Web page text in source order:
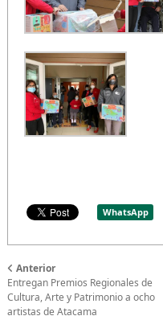
WhatsApp
Anterior
Entregan Premios Regionales de
Cultura, Arte y Patrimonio a ocho
artistas de Atacama